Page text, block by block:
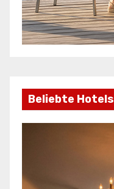
Beliebte Hotels